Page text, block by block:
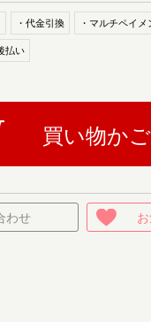
・代金引換 ・マルチペイメ
払い
買い物か
わせ